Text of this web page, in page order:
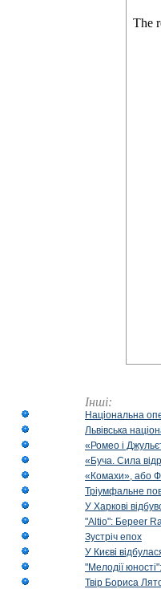
Інші:
Національна
Львівська
«Ромео і
«Буча. Сила
«Комахи», або
Тріумфальне
У Харкові
"Altio": Береer
Зустріч епох
У Києві
"Мелодії
Твір Бориса